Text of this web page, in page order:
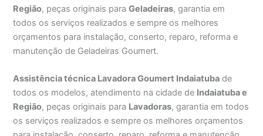
Região, peças originais paraGeladeiras, garantia em
todos os serviços realizados e sempre os melhores
orçamentos para instalação, conserto, reparo, reforma e
manutenção de Geladeiras Goumert.
Assistência técnica Lavadora Goumert Indaiatuba de
todos os modelos, atendimento na cidade de Indaiatuba e
Região, peças originais para Lavadoras, garantia em todos
os serviços realizados e sempre os melhores orçamentos